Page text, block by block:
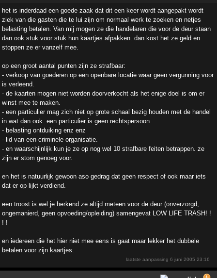
het is inderdaad een goede zaak dat dit een keer wordt aangepakt wordt
ziek van die gasten die te lui zijn om normaal werk te zoeken en netjes
belasting betalen. Van mij mogen ze die handelaren die voor de deur staan
dan ook stuk voor stuk hun kaartjes afpakken. dan kost het ze geld en
stoppen ze er vanzelf mee.
op een groot aantal punten zijn ze strafbaar:
- verkoop van goederen op een openbare locatie waar geen vergunning voor
is verleend.
- de kaarten mogen niet worden doorverkocht als het enige doel is om er
winst mee te maken.
- een particulier mag zich niet op grote schaal bezig houden met de handel
in wat dan ook. een particulier is geen rechtspersoon.
- belasting ontduiking enz enz
- lid van een criminele organisatie.
- en waarschijnlijk kun je ze op nog wel 10 strafbare feiten betrappen. ze
zijn er stom genoeg voor.
en het is natuurlijk gewoon aso gedrag dat geen respect of ook maar iets
dat er op lijkt verdiend.
een troost is wel je herkend ze altijd meteen voor de deur (onverzorgd,
ongemanierd, geen opvoeding/opleiding) samengevat LOW LIFE TRASH! !
! !
en iedereen die het hier niet mee eens is gaat maar lekker het dubbele
betalen voor zijn kaartjes.
laatste aanpassing6 juni 2005 23:16